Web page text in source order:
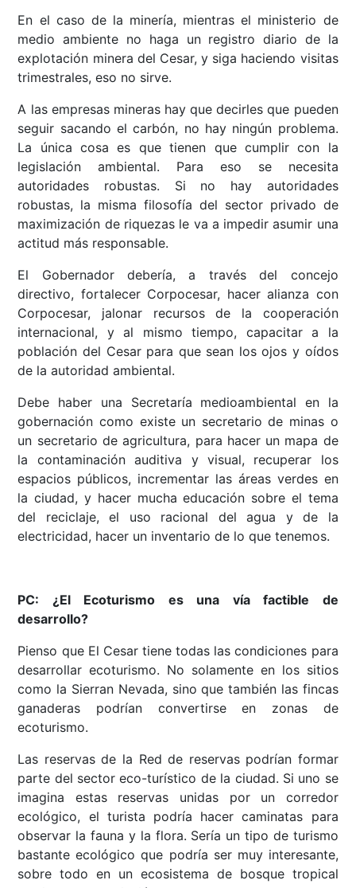
En el caso de la minería, mientras el ministerio de
medio ambiente no haga un registro diario de la
explotación minera del Cesar, y siga haciendo visitas
trimestrales, eso no sirve.
A las empresas mineras hay que decirles que pueden
seguir sacando el carbón, no hay ningún problema.
La única cosa es que tienen que cumplir con la
legislación ambiental. Para eso se necesita
autoridades robustas. Si no hay autoridades
robustas, la misma filosofía del sector privado de
maximización de riquezas le va a impedir asumir una
actitud más responsable.
El Gobernador debería, a través del concejo
directivo, fortalecer Corpocesar, hacer alianza con
Corpocesar, jalonar recursos de la cooperación
internacional, y al mismo tiempo, capacitar a la
población del Cesar para que sean los ojos y oídos
de la autoridad ambiental.
Debe haber una Secretaría medioambiental en la
gobernación como existe un secretario de minas o
un secretario de agricultura, para hacer un mapa de
la contaminación auditiva y visual, recuperar los
espacios públicos, incrementar las áreas verdes en
la ciudad, y hacer mucha educación sobre el tema
del reciclaje, el uso racional del agua y de la
electricidad, hacer un inventario de lo que tenemos.
PC: ¿El Ecoturismo es una vía factible de
desarrollo?
Pienso que El Cesar tiene todas las condiciones para
desarrollar ecoturismo. No solamente en los sitios
como la Sierran Nevada, sino que también las fincas
ganaderas podrían convertirse en zonas de
ecoturismo.
Las reservas de la Red de reservas podrían formar
parte del sector eco-turístico de la ciudad. Si uno se
imagina estas reservas unidas por un corredor
ecológico, el turista podría hacer caminatas para
observar la fauna y la flora. Sería un tipo de turismo
bastante ecológico que podría ser muy interesante,
sobre todo en un ecosistema de bosque tropical